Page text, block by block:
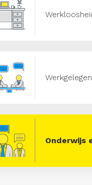
Onderwijs